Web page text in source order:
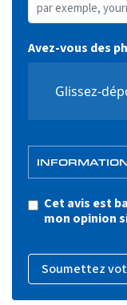
Avez-vous des
Glissez-
Cet avis est
mon opinion
Soumettez